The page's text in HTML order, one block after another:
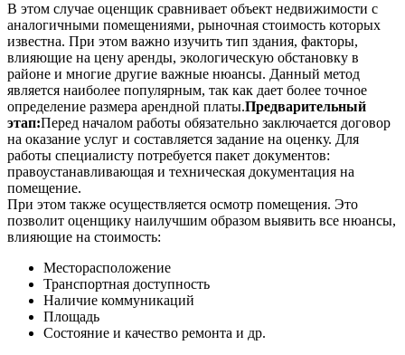
В этом случае оценщик сравнивает объект недвижимости с
аналогичными помещениями, рыночная стоимость которых
известна. При этом важно изучить тип здания, факторы,
влияющие на цену аренды, экологическую обстановку в
районе и многие другие важные нюансы. Данный метод
является наиболее популярным, так как дает более точное
определение размера арендной платы.Предварительный
этап:Перед началом работы обязательно заключается договор
на оказание услуг и составляется задание на оценку. Для
работы специалисту потребуется пакет документов:
правоустанавливающая и техническая документация на
помещение.
При этом также осуществляется осмотр помещения. Это
позволит оценщику наилучшим образом выявить все нюансы,
влияющие на стоимость:
Месторасположение
Транспортная доступность
Наличие коммуникаций
Площадь
Состояние и качество ремонта и др.